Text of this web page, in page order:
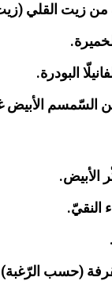
زيت القلي
البودرة.
الأبيض
النقيّ.
(حسب